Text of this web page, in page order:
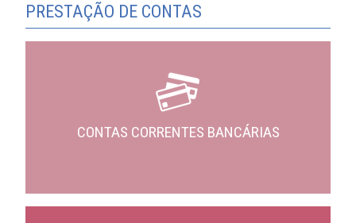
PRESTAÇÃO DE CONTAS
CONTAS CORRENTES BANCÁRIAS